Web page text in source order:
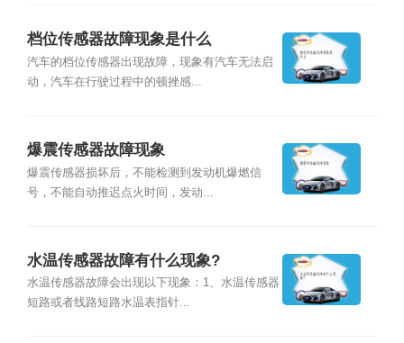
档位传感器故障现象是什么
汽车的档位传感器出现故障，现象有汽车无法启
动，汽车在行驶过程中的顿挫感...
爆震传感器故障现象
爆震传感器损坏后，不能检测到发动机爆燃信
号，不能自动推迟点火时间，发动...
水温传感器故障有什么现象?
水温传感器故障会出现以下现象：1、水温传感器
短路或者线路短路水温表指针...